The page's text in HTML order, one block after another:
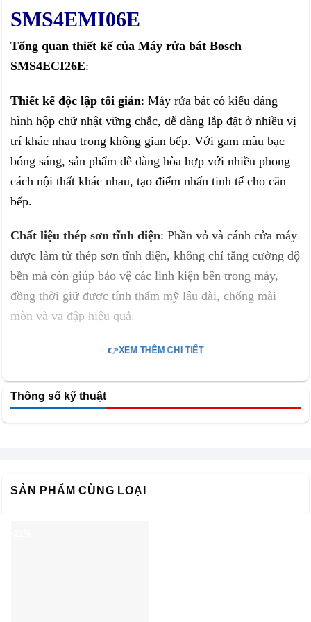
SMS4EMI06E
Tổng quan thiết kế của Máy rửa bát Bosch
SMS4ECI26E:
Thiết kế độc lập tối giản: Máy rửa bát có kiểu dáng
hình hộp chữ nhật vững chắc, dễ dàng lắp đặt ở nhiều vị
trí khác nhau trong không gian bếp. Với gam màu bạc
bóng sáng, sản phẩm dễ dàng hòa hợp với nhiều phong
cách nội thất khác nhau, tạo điểm nhấn tinh tế cho căn
bếp.
Chất liệu thép sơn tĩnh điện: Phần vỏ và cánh cửa máy
được làm từ thép sơn tĩnh điện, không chỉ tăng cường độ
bền mà còn giúp bảo vệ các linh kiện bên trong máy,
đồng thời giữ được tính thẩm mỹ lâu dài, chống mài
mòn và va đập hiệu quả.
👉XEM THÊM CHI TIẾT
Thông số kỹ thuật
SẢN PHẨM CÙNG LOẠI